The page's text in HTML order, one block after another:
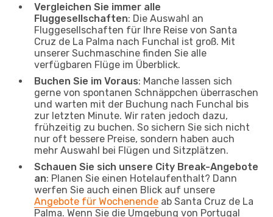
Vergleichen Sie immer alle
Fluggesellschaften: Die Auswahl an
Fluggesellschaften für Ihre Reise von Santa
Cruz de La Palma nach Funchal ist groß. Mit
unserer Suchmaschine finden Sie alle
verfügbaren Flüge im Überblick.
Buchen Sie im Voraus: Manche lassen sich
gerne von spontanen Schnäppchen überraschen
und warten mit der Buchung nach Funchal bis
zur letzten Minute. Wir raten jedoch dazu,
frühzeitig zu buchen. So sichern Sie sich nicht
nur oft bessere Preise, sondern haben auch
mehr Auswahl bei Flügen und Sitzplätzen.
Schauen Sie sich unsere City Break-Angebote
an: Planen Sie einen Hotelaufenthalt? Dann
werfen Sie auch einen Blick auf unsere
Angebote für Wochenende ab Santa Cruz de La
Palma. Wenn Sie die Umgebung von Portugal